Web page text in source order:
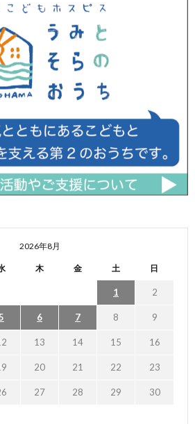
2026年8月
木 金 土 日
1 2
6 7 8 9
13 14 15 16
20 21 22 23
27 28 29 30